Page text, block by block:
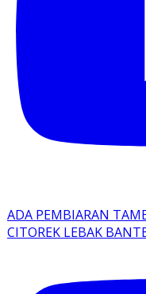
ADA PEMBIARAN
CITOREK LEBAK